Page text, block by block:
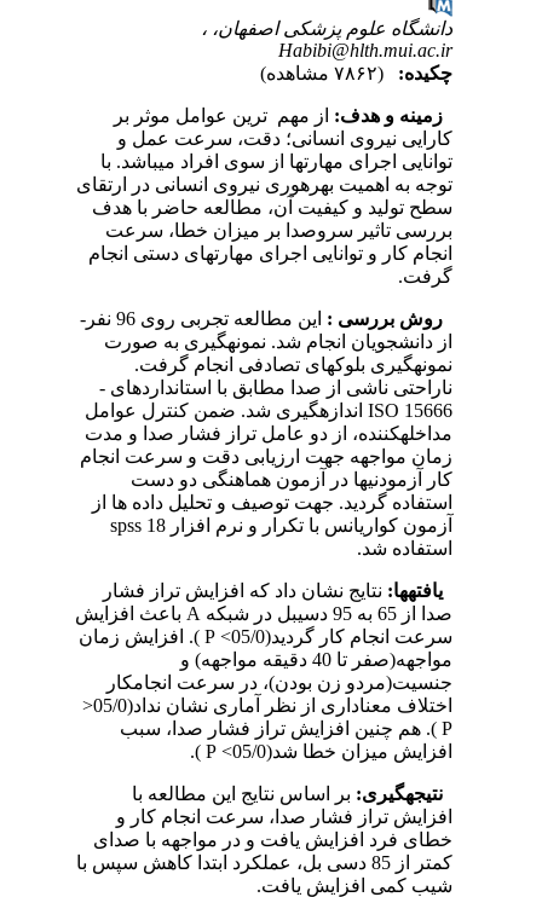
دانشگاه علوم پزشکی اصفهان، ،
Habibi@hlth.mui.ac.ir
چکیده:
زمینه و هدف:از مهم ­ ترین عوامل موثر بر
کارایی نیروی انسانی؛ دقت، سرعت عمل و
توانایی اجرای مهارت­ها از سوی افراد می­باشد. با
توجه به اهمیت بهره­وری نیروی انسانی در ارتقای
سطح تولید و کیفیت آن، مطالعه حاضر با هدف
بررسی تاثیر سر­وصدا بر میزان خطا، سرعت
انجام کار و توانایی اجرای مهارتهای دستی انجام
گرفت.
روش بررسی :
این مطالعه تجربی روی 96 نفر­­
از دانشجویان انجام شد. نمونه­گیری به صورت
نمونه­گیری بلوک­های تصادفی انجام گرفت.
ناراحتی ناشی از صدا مطابق با استانداردهای ­
15666 ISO اندازه­گیری شد. ضمن کنترل عوامل
مداخله­کننده، از دو عامل تراز فشار صدا ­و مدت
زمان مواجهه جهت ارزیابی دقت و سرعت انجام
کار آزمودنی­ها در آزمون هماهنگی دو دست
استفاده گردید. جهت توصیف و تحلیل داده ها از
آزمون کواریانس با تکرار و نرم افزار 18 spss
استفاده شد.
یافته­ها:نتایج نشان داد که افزایش تراز فشار
صدا از 65 به 95 دسی­بل در شبکه­ A باعث افزایش
سرعت انجام کار گردید(05/0> P ). افزایش زمان
مواجهه(صفر تا 40 دقیقه مواجهه) و
جنسیت(مرد­و زن بودن)، در سرعت انجام­کار
اختلاف معناداری از نظر آماری نشان نداد­(05/0<
P ).­ هم چنین افزایش تراز فشار صدا، سبب
افزایش میزان خطا شد(05/0> P ).
نتیجه­گیری:بر اساس نتایج این مطالعه با
افزایش تراز فشار صدا، سرعت انجام کار و
خطای فرد افزایش یافت و در مواجهه با صدای
کمتر از 85 دسی بل، عملکرد ابتدا کاهش سپس با
شیب کمی افزایش یافت.